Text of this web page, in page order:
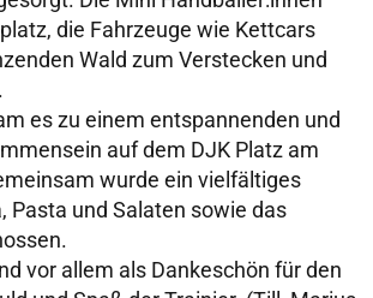
die Fahrzeuge wie Kettcars
Wald zum Verstecken und
es zu einem entspannenden und
auf dem DJK Platz am
wurde ein vielfältiges
Pasta und Salaten sowie das
vor allem als Dankeschön für den